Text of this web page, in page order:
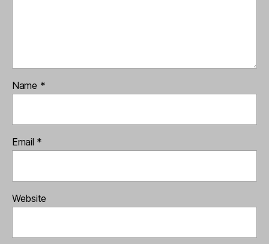
Name *
Email *
Website